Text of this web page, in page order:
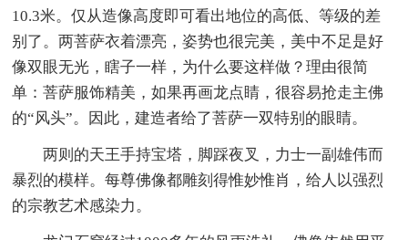
10.3米。仅从造像高度即可看出地位的高低、等级的差
别了。两菩萨衣着漂亮，姿势也很完美，美中不足是好
像双眼无光，瞎子一样，为什么要这样做？理由很简
单：菩萨服饰精美，如果再画龙点睛，很容易抢走主佛
的“风头”。因此，建造者给了菩萨一双特别的眼睛。
两则的天王手持宝塔，脚踩夜叉，力士一副雄伟而
暴烈的模样。每尊佛像都雕刻得惟妙惟肖，给人以强烈
的宗教艺术感染力。